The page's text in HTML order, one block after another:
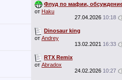
Флуд по мафии,
от Haku
27.04.2026 10:18
Dinosaur king
от Andrey
13.02.2021 16:33
RTX Remix
от Abradox
24.02.2026 10:27